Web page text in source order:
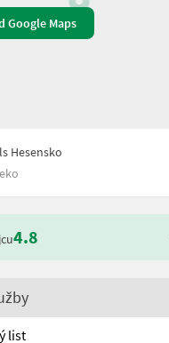
Google Maps
Hesensko
4.8
list